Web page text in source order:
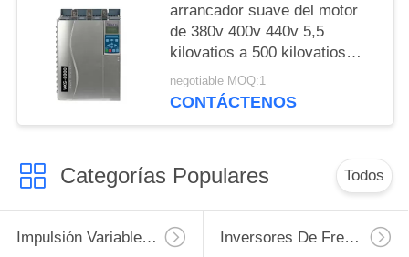
arrancador suave del motor
de 380v 400v 440v 5,5
kilovatios a 500 kilovatios
construidos en contactor de
puente
negotiable MOQ:1
CONTÁCTENOS
Categorías Populares Todos
Impulsión Variable De La Frecuencia De VFD Inversores De Frecuencia Variable